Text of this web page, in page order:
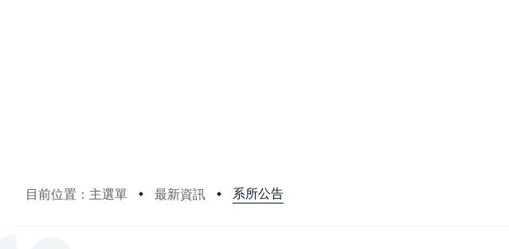
目前位置：主選單 最新資訊 系所公告